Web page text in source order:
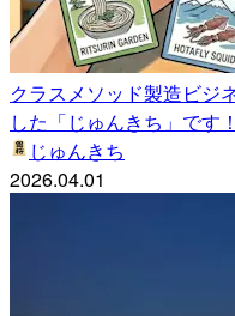
クラスメソッド製造ビジ
した「じゅんきち」です！
じゅんきち
2026.04.01